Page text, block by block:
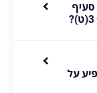
סעיף
על